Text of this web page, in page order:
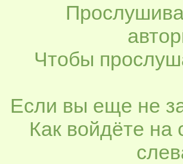
Чтобы
Если вы еще не
Как войдёте на